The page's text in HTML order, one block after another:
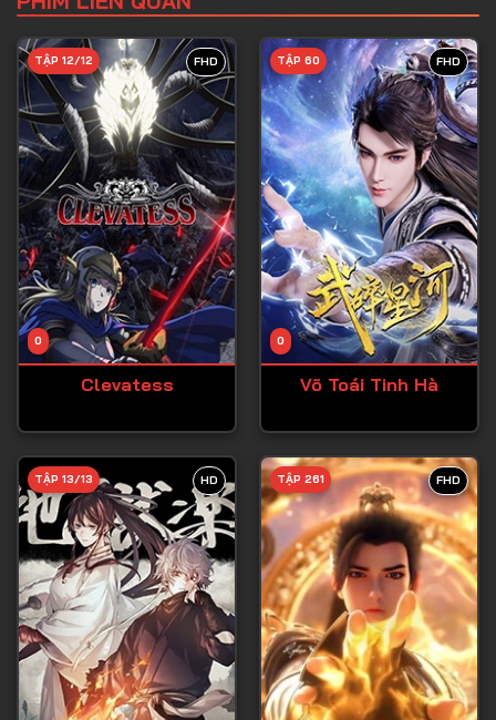
Tập 6
Tập 7
Tập 8
Tập 9
Tập 10
Tập 11
Tập 12
Tập 13
Tập 15
Tập 17
Tập 18
Tập 19
Tập 20
Tập 21
Tập 22
Tập 23
Tập 24
FHD
0
TẬP 12/12
Clevatess
FHD
0
TẬP 60
Võ Toái Tinh Hà
HD
TẬP 13/13 FHD
TẬP 261